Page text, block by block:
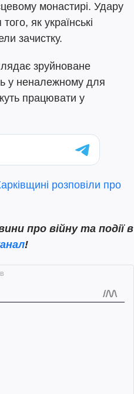
монастирі. Удару
як українські
зачистку.
зруйноване
у неналежному для
працювати у
розповіли про
про війну та події в
!